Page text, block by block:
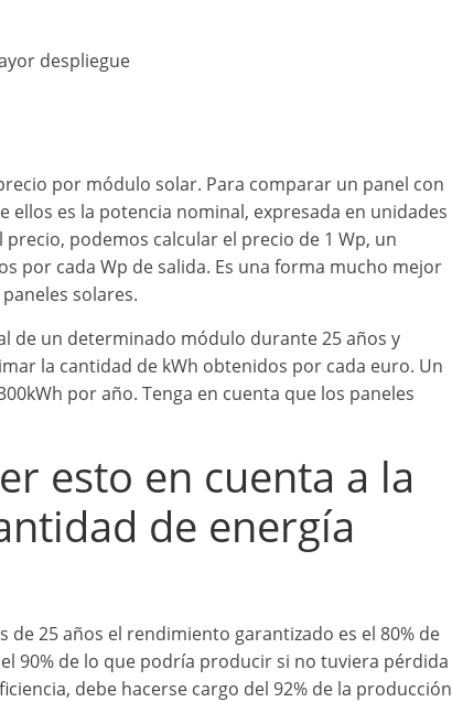
despliegue
por módulo solar. Para comparar un panel con
es la potencia nominal, expresada en unidades
podemos calcular el precio de 1 Wp, un
por cada Wp de salida. Es una forma mucho mejor
solares.
de un determinado módulo durante 25 años y
la cantidad de kWh obtenidos por cada euro. Un
por año. Tenga en cuenta que los paneles
esto en cuenta a la
de energía
25 años el rendimiento garantizado es el 80% de
90% de lo que podría producir si no tuviera pérdida
debe hacerse cargo del 92% de la producción